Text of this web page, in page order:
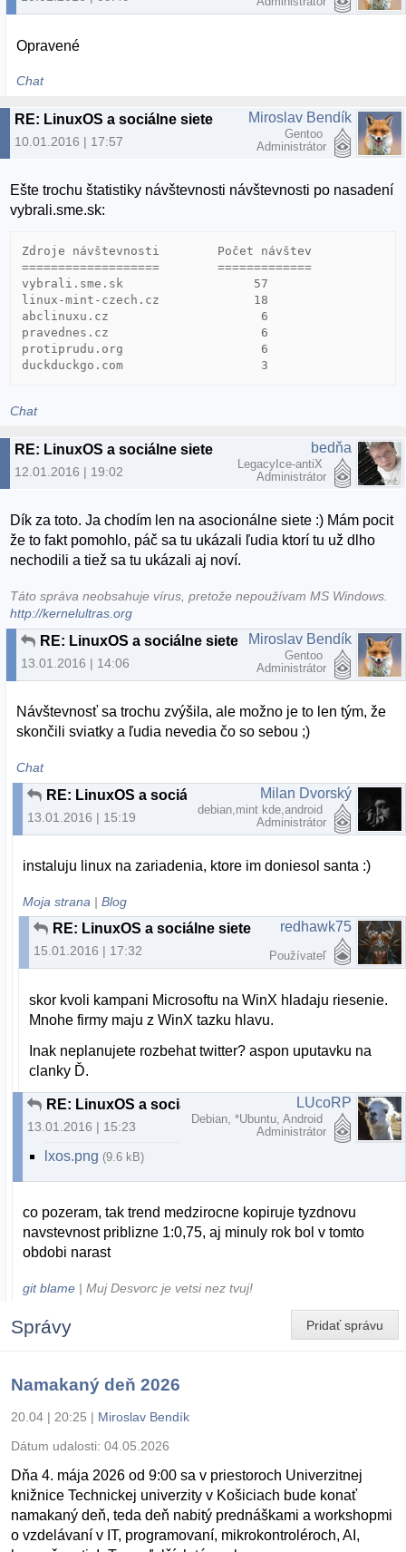
Opravené
Chat
RE: LinuxOS a sociálne siete
10.01.2016 | 17:57
Miroslav Bendík
Gentoo
Administrátor
Ešte trochu štatistiky návštevnosti návštevnosti po nasadení
vybrali.sme.sk:
Zdroje návštevnosti        Počet návštev
===================        =============
vybrali.sme.sk                  57
linux-mint-czech.cz             18
abclinuxu.cz                     6
pravednes.cz                     6
protiprudu.org                   6
duckduckgo.com                   3
Chat
RE: LinuxOS a sociálne siete
12.01.2016 | 19:02
bedňa
LegacyIce-antiX
Administrátor
Dík za toto. Ja chodím len na asocionálne siete :) Mám pocit
že to fakt pomohlo, páč sa tu ukázali ľudia ktorí tu už dlho
nechodili a tiež sa tu ukázali aj noví.
Táto správa neobsahuje vírus, pretože nepoužívam MS Windows.
http://kernelultras.org
RE: LinuxOS a sociálne siete
13.01.2016 | 14:06
Miroslav Bendík
Gentoo
Administrátor
Návštevnosť sa trochu zvýšila, ale možno je to len tým, že
skončili sviatky a ľudia nevedia čo so sebou ;)
Chat
RE: LinuxOS a sociálne siete
13.01.2016 | 15:19
Milan Dvorský
debian,mint kde,android
Administrátor
instaluju linux na zariadenia, ktore im doniesol santa :)
Moja strana |Blog
RE: LinuxOS a sociálne siete
15.01.2016 | 17:32
redhawk75
Používateľ
skor kvoli kampani Microsoftu na WinX hladaju riesenie.
Mnohe firmy maju z WinX tazku hlavu.
Inak neplanujete rozbehat twitter? aspon uputavku na
clanky Ď.
RE: LinuxOS a sociálne siete
13.01.2016 | 15:23
LUcoRP
Debian, *Ubuntu, Android
Administrátor
lxos.png (9.6 kB)
co pozeram, tak trend medzirocne kopiruje tyzdnovu
navstevnost priblizne 1:0,75, aj minuly rok bol v tomto
obdobi narast
git blame | Muj Desvorc je vetsi nez tvuj!
Pridať správu
Správy
Namakaný deň 2026
20.04 | 20:25 | Miroslav Bendík
Dátum udalosti: 04.05.2026
Dňa 4. mája 2026 od 9:00 sa v priestoroch Univerzitnej
knižnice Technickej univerzity v Košiciach bude konať
namakaný deň, teda deň nabitý prednáškami a workshopmi
o vzdelávaní v IT, programovaní, mikrokontroléroch, AI,